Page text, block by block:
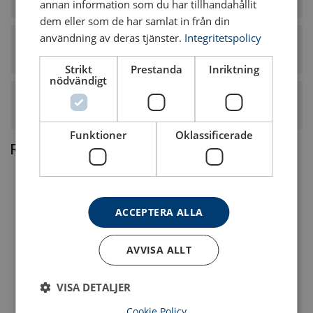
Har denna stållina några särskilda konstruktions- eller
prestandaegenskaper?
Vad är konstruktionen, kärntypen och slagningen på
denna stållina?
Relaterade produkter
annan information som du har tillhandahållit
dem eller som de har samlat in från din
användning av deras tjänster. Integritetspolicy
Strikt
nödvändigt
Prestanda Inriktning
Funktioner Oklassificerade
ACCEPTERA ALLA
AVVISA ALLT
VISA DETALJER